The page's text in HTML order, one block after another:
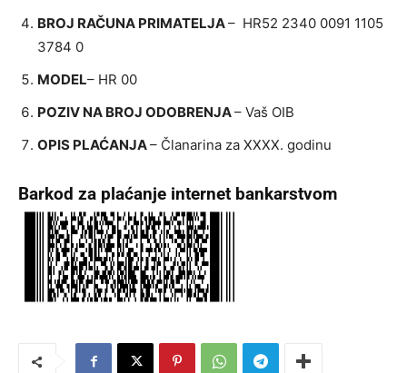
BROJ RAČUNA PRIMATELJA– HR52 2340 0091 1105
3784 0
MODEL– HR 00
POZIV NA BROJ ODOBRENJA– Vaš OIB
OPIS PLAĆANJA– Članarina za XXXX. godinu
Barkod za plaćanje internet bankarstvom